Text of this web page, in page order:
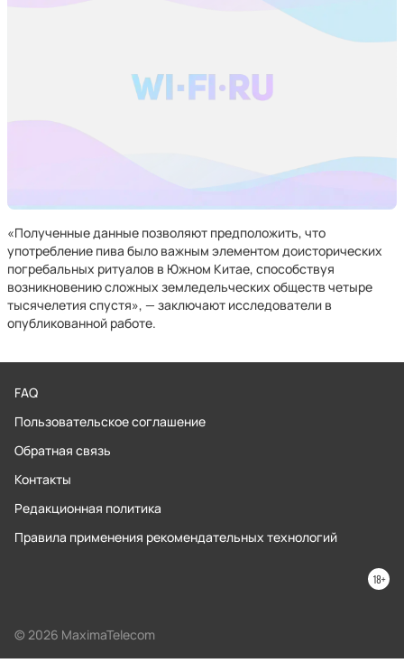
«Полученные данные позволяют предположить, что
употребление пива было важным элементом доисторических
погребальных ритуалов в Южном Китае, способствуя
возникновению сложных земледельческих обществ четыре
тысячелетия спустя», — заключают исследователи в
опубликованной работе.
FAQ
Пользовательское соглашение
Обратная связь
Контакты
Редакционная политика
Правила применения рекомендательных технологий
© 2026 MaximaTelecom